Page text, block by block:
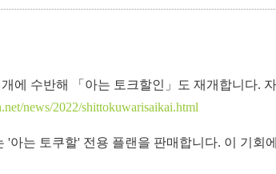
에 수반해 「아는 토크할인」도 재개합니다.
news/2022/shittokuwarisaikai.html
'아는 토쿠할' 전용 플랜을 판매합니다. 이 기회